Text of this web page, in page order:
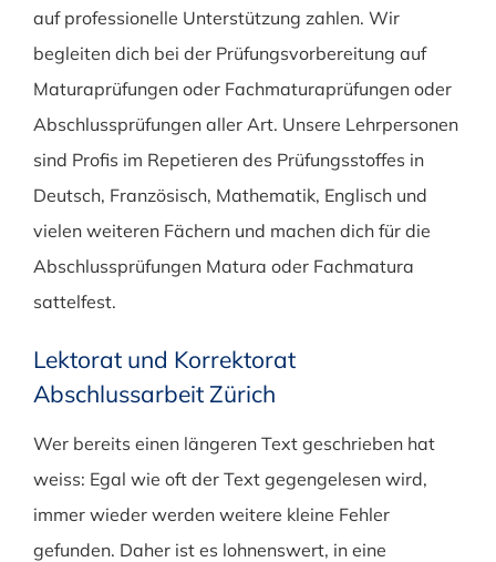
auf professionelle Unterstützung zahlen. Wir
begleiten dich bei der Prüfungsvorbereitung auf
Maturaprüfungen oder Fachmaturaprüfungen oder
Abschlussprüfungen aller Art. Unsere Lehrpersonen
sind Profis im Repetieren des Prüfungsstoffes in
Deutsch, Französisch, Mathematik, Englisch und
vielen weiteren Fächern und machen dich für die
Abschlussprüfungen Matura oder Fachmatura
sattelfest.
Lektorat und Korrektorat
Abschlussarbeit Zürich
Wer bereits einen längeren Text geschrieben hat
weiss: Egal wie oft der Text gegengelesen wird,
immer wieder werden weitere kleine Fehler
gefunden. Daher ist es lohnenswert, in eine